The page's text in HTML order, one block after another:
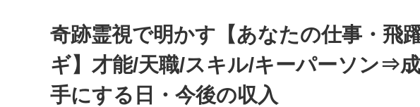
奇跡霊視で明かす【あなたの仕事・飛
ギ】才能/天職/スキル/キーパーソン⇒
手にする日・今後の収入